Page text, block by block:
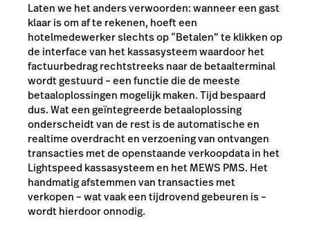
Laten we het anders verwoorden: wanneer een gast
klaar is om af te rekenen, hoeft een
hotelmedewerker slechts op “Betalen” te klikken op
de interface van het kassasysteem waardoor het
factuurbedrag rechtstreeks naar de betaalterminal
wordt gestuurd – een functie die de meeste
betaaloplossingen mogelijk maken. Tijd bespaard
dus. Wat een geïntegreerde betaaloplossing
onderscheidt van de rest is de automatische en
realtime overdracht en verzoening van ontvangen
transacties met de openstaande verkoopdata in het
Lightspeed kassasysteem en het MEWS PMS. Het
handmatig afstemmen van transacties met
verkopen – wat vaak een tijdrovend gebeuren is –
wordt hierdoor onnodig.